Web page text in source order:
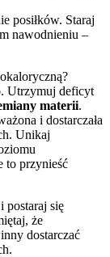
posiłków. Staraj
nawodnieniu –
Utrzymuj deficyt
materii.
i dostarczała
Unikaj
to przynieść
postaraj się
że
dostarczać